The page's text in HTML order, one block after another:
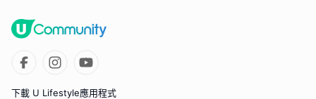
下載 U Lifestyle應用程式